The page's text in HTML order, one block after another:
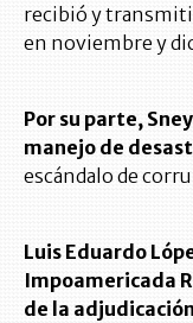
recibió y
en noviembre y
Por su parte,
manejo de
escándalo de
Luis Eduardo
Impoamericada
de la